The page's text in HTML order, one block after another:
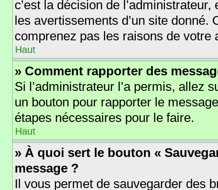
c’est la décision de
les avertissements d’un site donné.
comprenez pas les raisons de votre
Haut
» Comment rapporter des
Si l’administrateur l’a permis, allez
un bouton pour rapporter le
étapes nécessaires pour le faire.
Haut
» À quoi sert le bouton «
message ?
Il vous permet de sauvegarder des